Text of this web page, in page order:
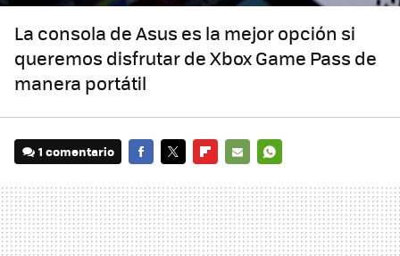
La consola de Asus es la mejor opción si
queremos disfrutar de Xbox Game Pass de
manera portátil
1 comentario
MAIL